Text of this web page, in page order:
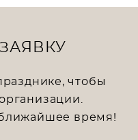
чтобы
время!